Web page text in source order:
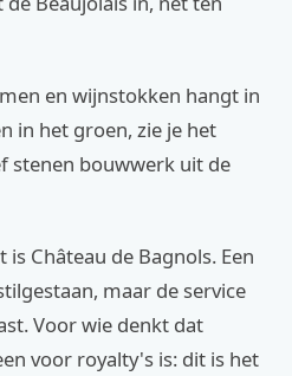
en wijnstokken hangt in
in het groen, zie je het
stenen bouwwerk uit de
Château de Bagnols. Een
maar de service
Voor wie denkt dat
voor royalty's is: dit is het